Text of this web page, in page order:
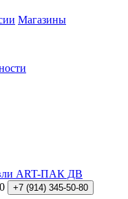
Магазины
+7 (914) 345-50-80